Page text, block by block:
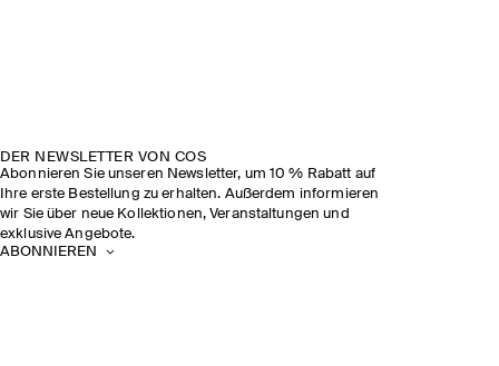
DER NEWSLETTER VON COS
Abonnieren Sie unseren Newsletter, um 10 % Rabatt auf
Ihre erste Bestellung zu erhalten. Außerdem informieren
wir Sie über neue Kollektionen, Veranstaltungen und
exklusive Angebote.
ABONNIEREN